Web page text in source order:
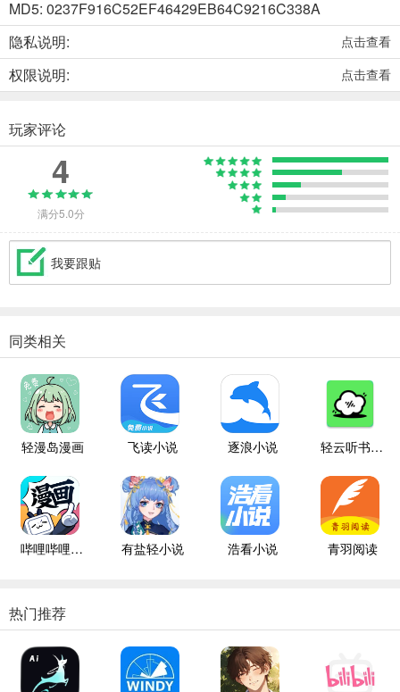
MD5: 0237F916C52EF46429EB64C9216C338A
隐私说明:
点击查看
权限说明: 点击查看
玩家评论
4
满分5.0分
我要跟贴
同类相关
轻漫岛漫画 飞读小说 逐浪小说 轻云听书纯净版
哔哩哔哩漫画 有盐轻小说 浩看小说 青羽阅读
热门推荐